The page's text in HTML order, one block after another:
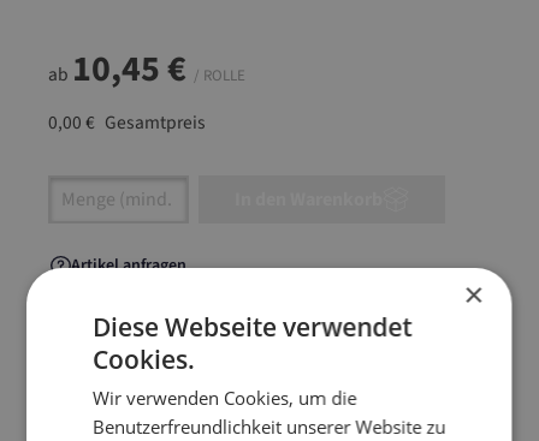
ab 10,45 € / ROLLE
0,00 € Gesamtpreis
Artikel Anzahl: Gib den gewünschten Wert
Artikel anfragen
Artikelinformationen
×
Diese Webseite verwendet
Cookies.
Wir verwenden Cookies, um die
Benutzerfreundlichkeit unserer Website zu